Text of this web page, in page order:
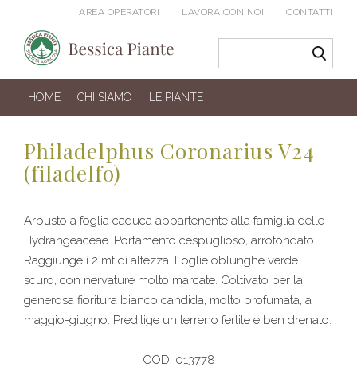
AREA OPERATORI LAVORA CON NOI CONTATTI
HOME CHI SIAMO LE PIANTE
Philadelphus Coronarius V24
(filadelfo)
Arbusto a foglia caduca appartenente alla famiglia delle
Hydrangeaceae. Portamento cespuglioso, arrotondato.
Raggiunge i 2 mt di altezza. Foglie oblunghe verde
scuro, con nervature molto marcate. Coltivato per la
generosa fioritura bianco candida, molto profumata, a
maggio-giugno. Predilige un terreno fertile e ben drenato.
COD. 013778